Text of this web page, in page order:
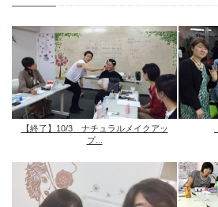
【終了】10/3 ナチュラルメイクアッ
プ...